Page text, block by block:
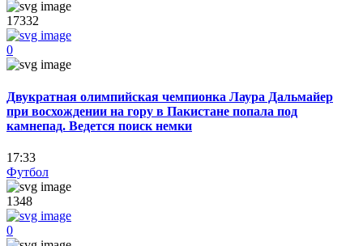
17332
0
Двукратная олимпийская чемпионка Лаура Дальмайер
при восхождении на гору в Пакистане попала под
камнепад. Ведется поиск немки
17:33
Футбол
1348
0